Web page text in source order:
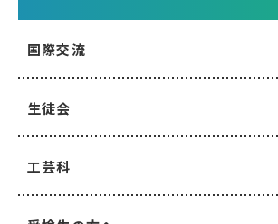
国際交流
生徒会
工芸科